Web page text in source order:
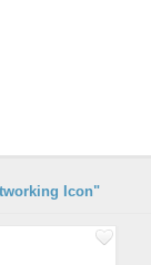
Icon"